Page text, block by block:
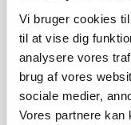
Vi bruger cookies
til at vise dig
analysere vores
brug af vores
sociale medier,
Vores partnere kan